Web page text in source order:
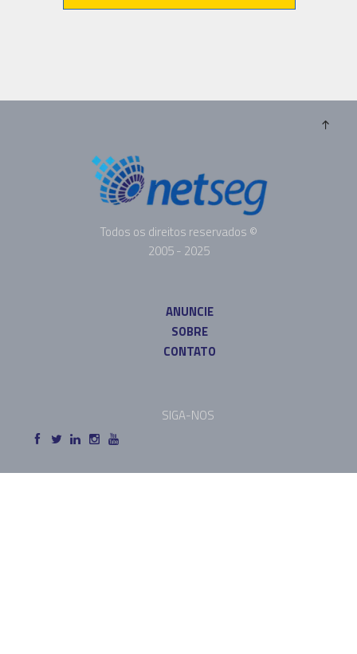
Todos os direitos reservados ©
2005 - 2025
ANUNCIE
SOBRE
CONTATO
SIGA-NOS